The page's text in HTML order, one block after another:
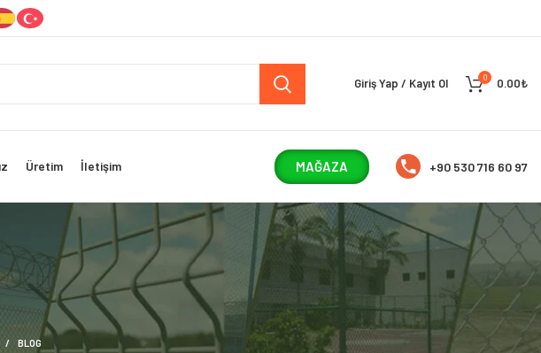
Giriş Yap / Kayıt Ol 0 0.00₺
Üretim İletişim MAĞAZA
BLOG